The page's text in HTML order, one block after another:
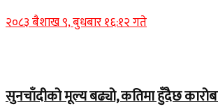
२०८३ बैशाख ९, बुधबार १६:१२ गते
सुनचाँदीको मूल्य बढ्यो, कतिमा हुँदैछ